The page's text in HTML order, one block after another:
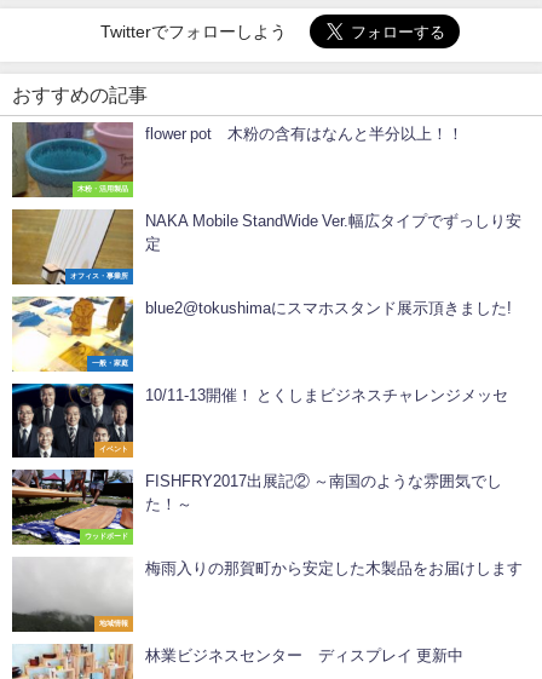
Twitterでフォローしよう
おすすめの記事
木粉・活用製品
flower pot 木粉の含有はなんと半分以上！！
オフィス・事業所
NAKA Mobile StandWide Ver.幅広タイプでずっしり安
定
一般・家庭
blue2@tokushimaにスマホスタンド展示頂きました️!
イベント
10/11-13開催！ とくしまビジネスチャレンジメッセ
ウッドボード
FISHFRY2017出展記② ～南国のような雰囲気でし
た！～
地域情報
梅雨入りの那賀町から安定した木製品をお届けします
林業ビジネスセンター ディスプレイ 更新中